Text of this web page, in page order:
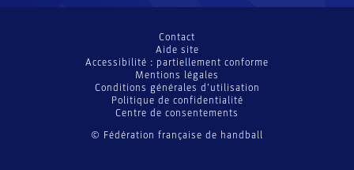
© Fédération française de handball
Contact
Aide site
Accessibilité : partiellement conforme
Mentions légales
Conditions générales d’utilisation
Politique de confidentialité
Centre de consentements